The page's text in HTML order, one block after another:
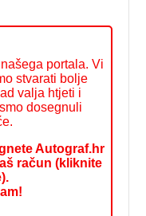
portala. Vi
stvarati bolje
valja htjeti i
dosegnuli
Autograf.hr
račun (kliknite